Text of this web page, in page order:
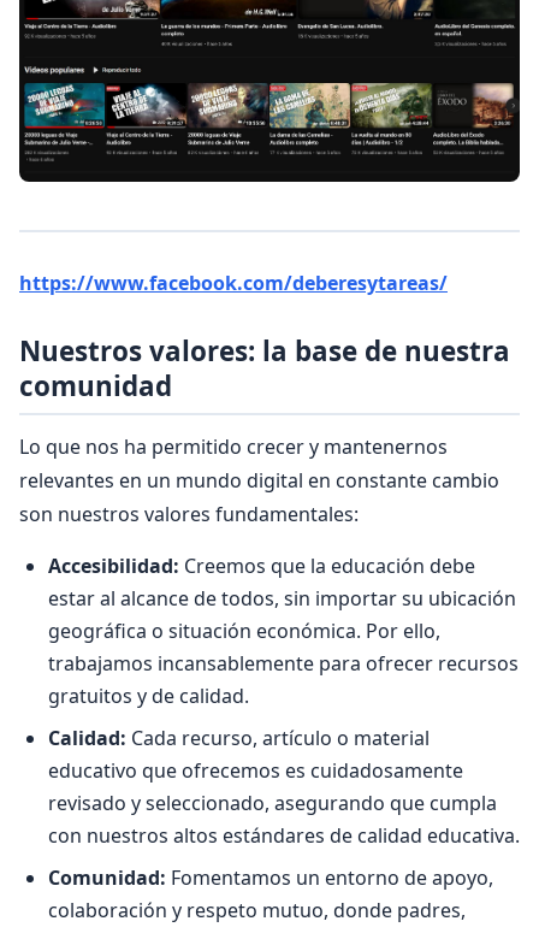
https://www.facebook.com/deberesytareas/
Nuestros valores: la base de nuestra
comunidad
Lo que nos ha permitido crecer y mantenernos
relevantes en un mundo digital en constante cambio
son nuestros valores fundamentales:
Accesibilidad: Creemos que la educación debe
estar al alcance de todos, sin importar su ubicación
geográfica o situación económica. Por ello,
trabajamos incansablemente para ofrecer recursos
gratuitos y de calidad.
Calidad: Cada recurso, artículo o material
educativo que ofrecemos es cuidadosamente
revisado y seleccionado, asegurando que cumpla
con nuestros altos estándares de calidad educativa.
Comunidad: Fomentamos un entorno de apoyo,
colaboración y respeto mutuo, donde padres,